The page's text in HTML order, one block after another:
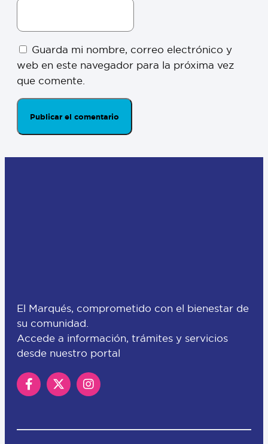
Guarda mi nombre, correo electrónico y
web en este navegador para la próxima vez
que comente.
El Marqués, comprometido con el bienestar de
su comunidad.
Accede a información, trámites y servicios
desde nuestro portal